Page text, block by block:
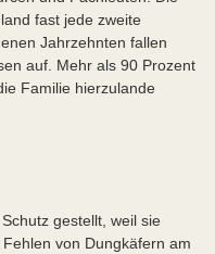
und Raps,
diese drei Wirkstoffe in
Nach
zugelassen bleiben die
Viele Insekten finden
nicht mehr vor.
in Lebensräume
ist letztlich
Biotopverluste vor
Jahrhunderts. Es
und
für
fast jede zweite
Jahrzehnten fallen
auf. Mehr als 90 Prozent
Familie hierzulande
gestellt, weil sie
von Dungkäfern am